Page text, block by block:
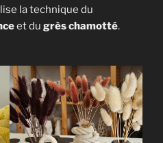
la technique du
et du grès chamotté.